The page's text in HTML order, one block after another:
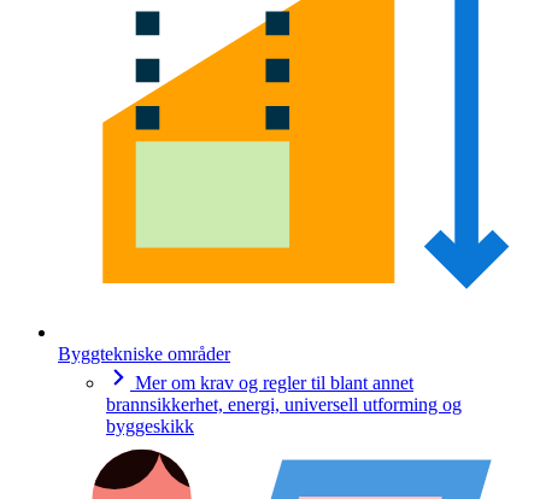
Byggtekniske områder
Mer om krav og regler til blant annet
brannsikkerhet, energi, universell utforming og
byggeskikk